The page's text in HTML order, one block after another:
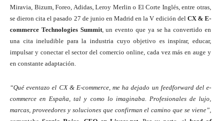
Miravia, Bizum, Foreo, Adidas, Leroy Merlin o El Corte Inglés, entre otras,
se dieron cita el pasado 27 de junio en Madrid en la V edición del CX & E-
commerce Technologies Summit, un evento que ya se ha convertido en
una cita ineludible para la industria cuyo objetivo es inspirar, educar,
impulsar y conectar el sector del comercio online, cada vez más en auge y
en constante adaptación.
“Qué eventazo el CX & E-commerce, me ha dejado un feedforward del e-
commerce en España, tal y como lo imaginaba. Profesionales de lujo,
marcas, proveedores y soluciones que confirman el camino que se viene”,